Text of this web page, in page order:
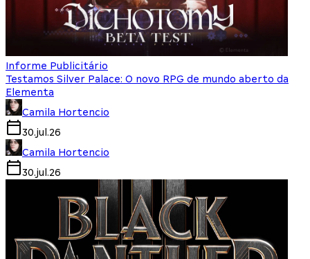
Informe Publicitário
Testamos Silver Palace: O novo RPG de mundo aberto da
Elementa
Camila Hortencio
30.jul.26
Camila Hortencio
30.jul.26